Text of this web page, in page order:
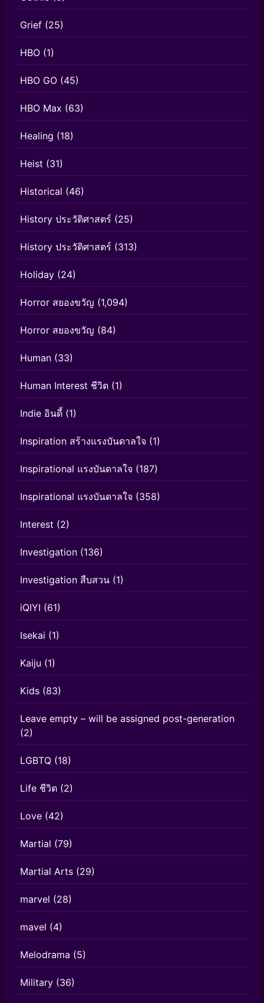
Grief (25)
HBO (1)
HBO GO (45)
HBO Max (63)
Healing (18)
Heist (31)
Historical (46)
History ประวัติศาสตร์ (25)
History ประวัติศาสตร์ (313)
Holiday (24)
Horror สยองขวัญ (1,094)
Horror สยองขวัญ (84)
Human (33)
Human Interest ชีวิต (1)
Indie อินดี้ (1)
Inspiration สร้างแรงบันดาลใจ (1)
Inspirational แรงบันดาลใจ (187)
Inspirational แรงบันดาลใจ (358)
Interest (2)
Investigation (136)
Investigation สืบสวน (1)
iQIYI (61)
Isekai (1)
Kaiju (1)
Kids (83)
Leave empty – will be assigned post-generation
(2)
LGBTQ (18)
Life ชีวิต (2)
Love (42)
Martial (79)
Martial Arts (29)
marvel (28)
mavel (4)
Melodrama (5)
Military (36)